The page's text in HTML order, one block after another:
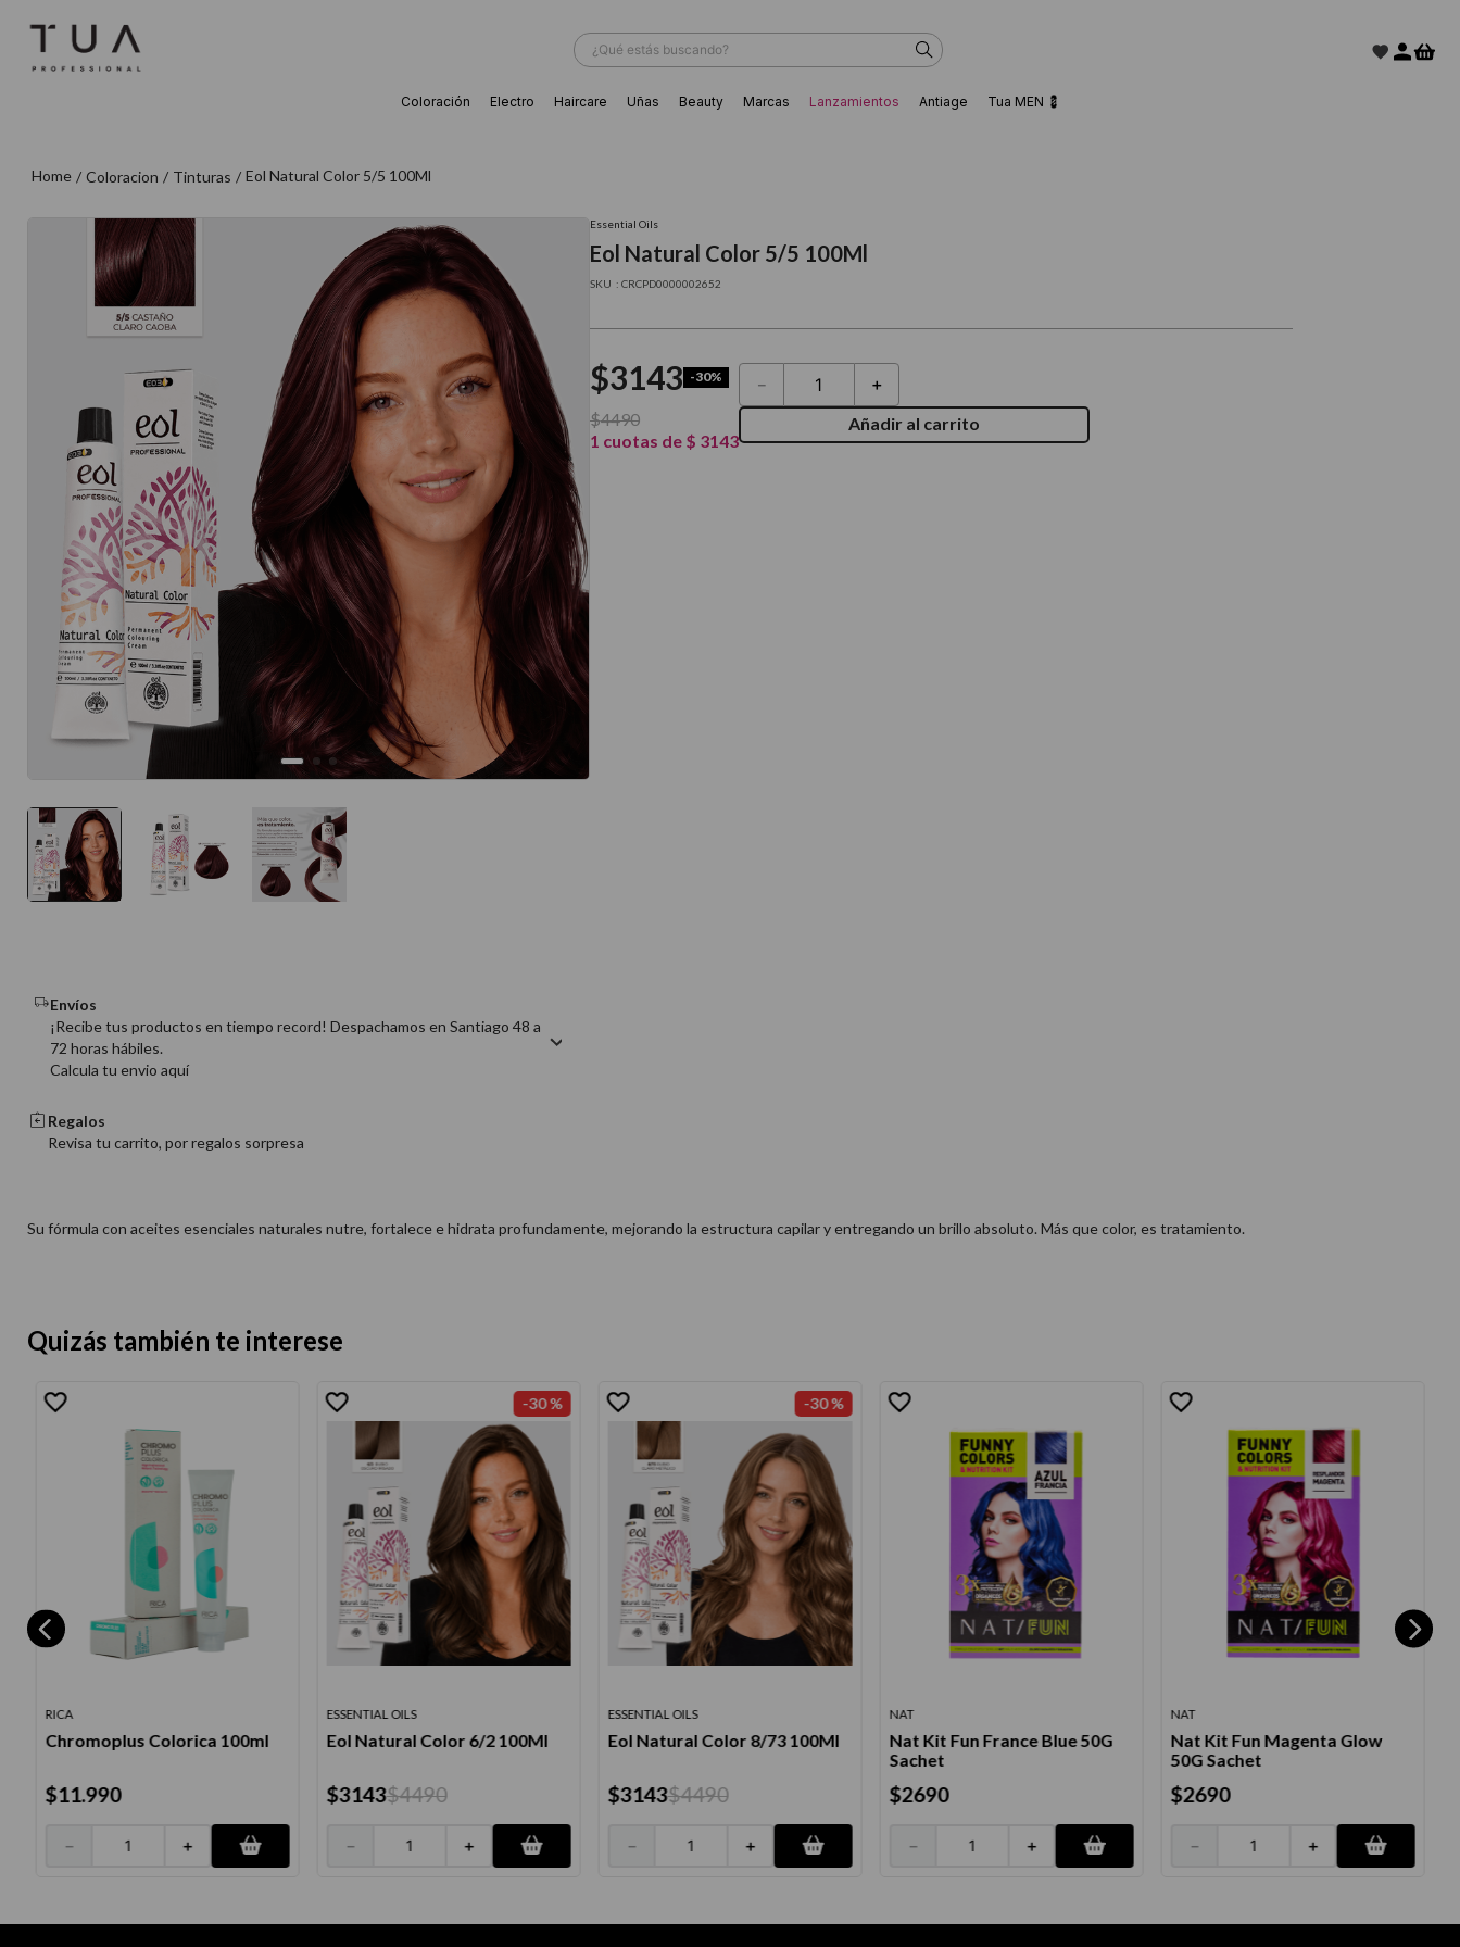
¿Qué estás buscando?
Coloración Electro Haircare Uñas Beauty Marcas Lanzamientos Antiage Tua MEN 💈
Coloracion Tinturas Eol Natural Color 5/5 100Ml
Envíos
¡Recibe tus productos en tiempo record! Despachamos en Santiago 48 a
72 horas hábiles.
Calcula tu envio aquí
Regalos
Revisa tu carrito, por regalos sorpresa
Essential Oils
Eol Natural Color 5/5 100Ml
: CRCPD0000002652
$3143 -30%
$4490
1 cuotas de $ 3143
＋
－
Añadir al carrito
Su fórmula con aceites esenciales naturales nutre, fortalece e hidrata profundamente, mejorando la estructura capilar y entregando un brillo absoluto. Más que color, es tratamiento.
Quizás también te interese
RICA
Chromoplus Colorica 100ml
$11.990
＋
－
-30 %
ESSENTIAL OILS
Eol Natural Color 6/2 100Ml
$3143$4490
＋
－
-30 %
ESSENTIAL OILS
Eol Natural Color 8/73 100Ml
$3143$4490
＋
－
NAT
Nat Kit Fun France Blue 50G
Sachet
$2690
＋
－
NAT
Nat Kit Fun Magenta Glow
50G Sachet
$2690
＋
－
3. farmavita
4. shampoo
5
7. secador
loreal
9 . acondicionador
protector térmico